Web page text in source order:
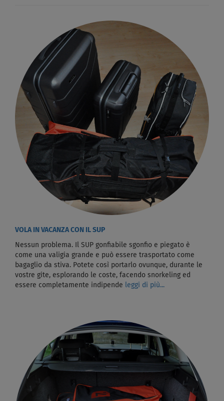
VOLA IN VACANZA CON IL SUP
Nessun problema. Il SUP gonfiabile sgonfio e piegato è
come una valigia grande e può essere trasportato come
bagaglio da stiva. Potete così portarlo ovunque, durante le
vostre gite, esplorando le coste, facendo snorkeling ed
essere completamente indipende leggi di più...